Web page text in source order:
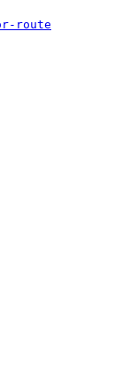
route